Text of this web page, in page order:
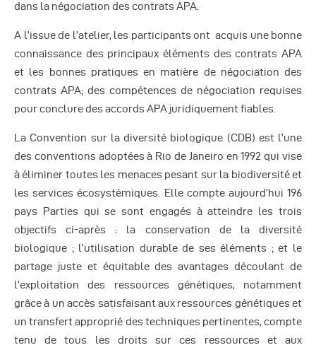
dans la négociation des contrats APA.
A l’issue de l’atelier, les participants ont acquis une bonne
connaissance des principaux éléments des contrats APA
et les bonnes pratiques en matière de négociation des
contrats APA; des compétences de négociation requises
pour conclure des accords APA juridiquement fiables.
La Convention sur la diversité biologique (CDB) est l’une
des conventions adoptées à Rio de Janeiro en 1992 qui vise
à éliminer toutes les menaces pesant sur la biodiversité et
les services écosystémiques. Elle compte aujourd’hui 196
pays Parties qui se sont engagés à atteindre les trois
objectifs ci-après : la conservation de la diversité
biologique ; l’utilisation durable de ses éléments ; et le
partage juste et équitable des avantages découlant de
l’exploitation des ressources génétiques, notamment
grâce à un accès satisfaisant aux ressources génétiques et
un transfert approprié des techniques pertinentes, compte
tenu de tous les droits sur ces ressources et aux